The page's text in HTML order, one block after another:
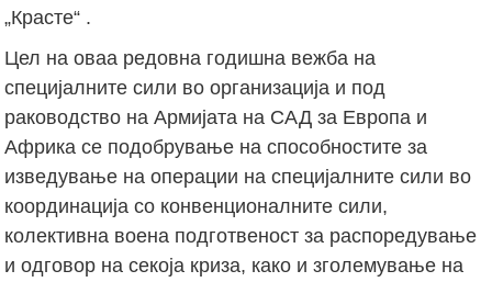
„Красте“ .
Цел на оваа редовна годишна вежба на
специјалните сили во организација и под
раководство на Армијата на САД за Европа и
Африка се подобрување на способностите за
изведување на операции на специјалните сили во
координација со конвенционалните сили,
колективна воена подготвеност за распоредување
и одговор на секоја криза, како и зголемување на